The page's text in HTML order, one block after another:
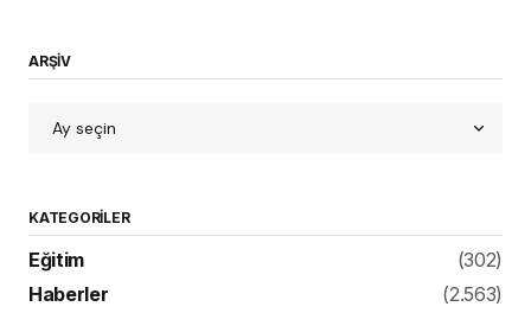
ARŞİV
KATEGORILER
Eğitim
(302)
Haberler
(2.563)